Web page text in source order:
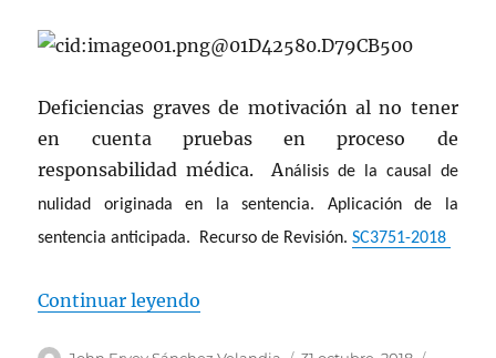
Deficiencias graves de motivación al no tener
en cuenta pruebas en proceso de
responsabilidad médica. Análisis de la causal de
nulidad originada en la sentencia. Aplicación de la
sentencia anticipada. Recurso de Revisión.SC3751-2018
Continuar leyendo